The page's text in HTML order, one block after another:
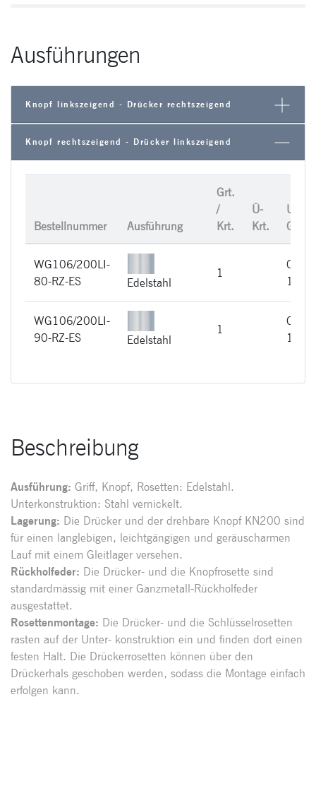
Ausführungen
Knopf linkszeigend - Drücker rechtszeigend
Knopf rechtszeigend - Drücker linkszeigend
Bestellnummer Ausführung
Grt.
/
Krt.
Ü-
Krt.
UVP /
Grt.
WG106/200LI-
80-RZ-ES
Edelstahl
1
CHF
WG106/200LI-
90-RZ-ES
Edelstahl
1
CHF
Beschreibung
Ausführung: Griff, Knopf, Rosetten: Edelstahl.
Unterkonstruktion: Stahl vernickelt.
Lagerung: Die Drücker und der drehbare Knopf KN200 sind
für einen langlebigen, leichtgängigen und geräuscharmen
Lauf mit einem Gleitlager versehen.
Rückholfeder: Die Drücker- und die Knopfrosette sind
standardmässig mit einer Ganzmetall-Rückholfeder
ausgestattet.
Rosettenmontage: Die Drücker- und die Schlüsselrosetten
rasten auf der Unter- konstruktion ein und finden dort einen
festen Halt. Die Drückerrosetten können über den
Drückerhals geschoben werden, sodass die Montage einfach
erfolgen kann.